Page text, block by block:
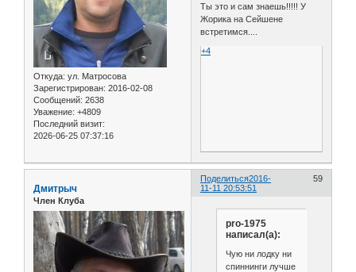
Откуда: ул. Матросова
Зарегистрирован: 2016-02-08
Сообщений: 2638
Уважение: +4809
Последний визит:
2026-06-25 07:37:16
Ты это и сам знаешь!!!!! У
Жорика на Сейшене
встретимся....
+4
Поделиться 59
2016-
11-11 20:53:51
Дмитрыч
Член Клуба
pro-1975
написал(а):
Чую ни лодку ни
спиннинги лучше